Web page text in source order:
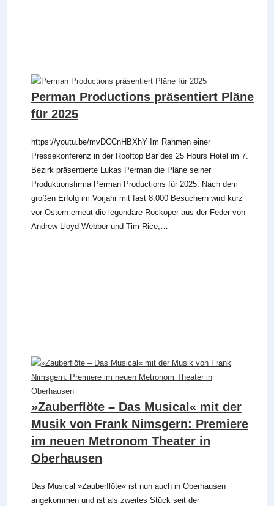
Perman Productions präsentiert Pläne
für 2025
https://youtu.be/mvDCCnHBXhY Im Rahmen einer
Pressekonferenz in der Rooftop Bar des 25 Hours Hotel im 7.
Bezirk präsentierte Lukas Perman die Pläne seiner
Produktionsfirma Perman Productions für 2025. Nach dem
großen Erfolg im Vorjahr mit fast 8.000 Besuchern wird kurz
vor Ostern erneut die legendäre Rockoper aus der Feder von
Andrew Lloyd Webber und Tim Rice,…
»Zauberflöte – Das Musical« mit der
Musik von Frank Nimsgern: Premiere
im neuen Metronom Theater in
Oberhausen
Das Musical »Zauberflöte« ist nun auch in Oberhausen
angekommen und ist als zweites Stück seit der